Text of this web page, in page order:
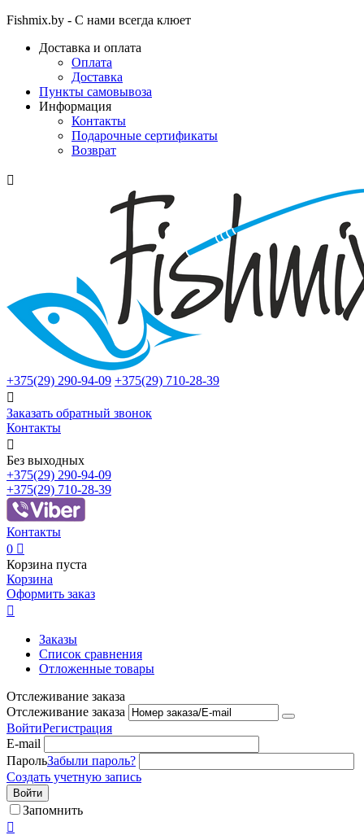
Fishmix.by - С нами всегда клюет
Доставка и оплата
Оплата
Доставка
Пункты самовывоза
Информация
Контакты
Подарочные сертификаты
Возврат

+375(29) 290-94-09 +375(29) 710-28-39

Заказать обратный звонок
Контакты

Без выходных
+375(29) 290-94-09
+375(29) 710-28-39
Контакты
0 
Корзина пуста
Корзина
Оформить заказ

Заказы
Список сравнения
Отложенные товары
Отслеживание заказа
Отслеживание заказа
ВойтиРегистрация
E-mail
ПарольЗабыли пароль?
Создать учетную запись
Войти
Запомнить
